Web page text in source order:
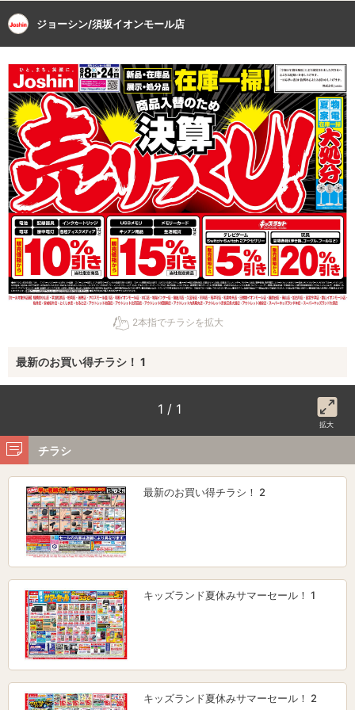
ジョーシン/須坂イオンモール店
2本指でチラシを拡大
最新のお買い得チラシ！ 1
1 / 1
拡大
チラシ
最新のお買い得チラシ！ 2
キッズランド夏休みサマーセール！ 1
キッズランド夏休みサマーセール！ 2